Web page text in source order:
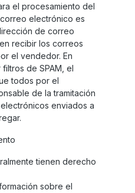
el procesamiento del
electrónico es
de correo
recibir los correos
el vendedor. En
de SPAM, el
todos por el
de la tramitación
enviados a
tienen derecho
sobre el